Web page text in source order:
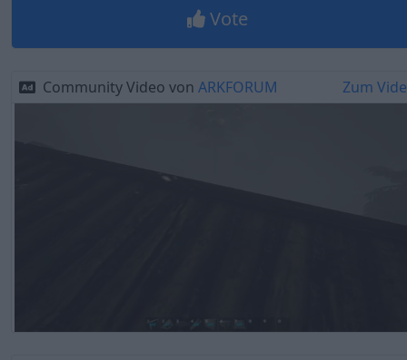
Vote
Community Video von ARKFORUM Zum